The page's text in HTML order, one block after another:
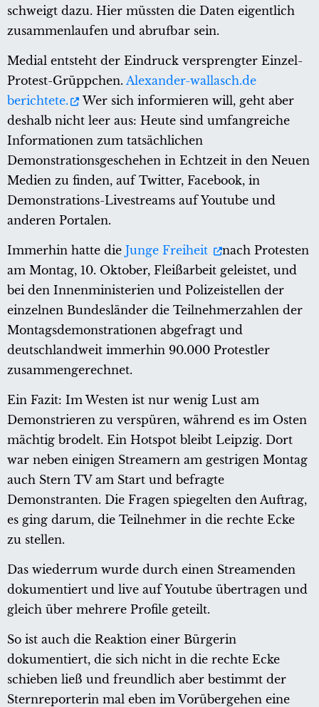
schweigt dazu. Hier müssten die Daten eigentlich
zusammenlaufen und abrufbar sein.
Medial entsteht der Eindruck versprengter Einzel-
Protest-Grüppchen. Alexander-wallasch.de
berichtete.
Wer sich informieren will, geht aber
deshalb nicht leer aus: Heute sind umfangreiche
Informationen zum tatsächlichen
Demonstrationsgeschehen in Echtzeit in den Neuen
Medien zu finden, auf Twitter, Facebook, in
Demonstrations-Livestreams auf Youtube und
anderen Portalen.
Immerhin hatte die Junge Freiheit
nach Protesten
am Montag, 10. Oktober, Fleißarbeit geleistet, und
bei den Innenministerien und Polizeistellen der
einzelnen Bundesländer die Teilnehmerzahlen der
Montagsdemonstrationen abgefragt und
deutschlandweit immerhin 90.000 Protestler
zusammengerechnet.
Ein Fazit: Im Westen ist nur wenig Lust am
Demonstrieren zu verspüren, während es im Osten
mächtig brodelt. Ein Hotspot bleibt Leipzig. Dort
war neben einigen Streamern am gestrigen Montag
auch Stern TV am Start und befragte
Demonstranten. Die Fragen spiegelten den Auftrag,
es ging darum, die Teilnehmer in die rechte Ecke
zu stellen.
Das wiederrum wurde durch einen Streamenden
dokumentiert und live auf Youtube übertragen und
gleich über mehrere Profile geteilt.
So ist auch die Reaktion einer Bürgerin
dokumentiert, die sich nicht in die rechte Ecke
schieben ließ und freundlich aber bestimmt der
Sternreporterin mal eben im Vorübergehen eine